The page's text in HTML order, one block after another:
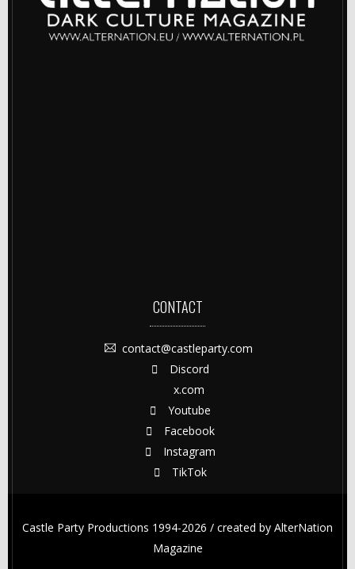
CONTACT
contact@castleparty.com
Discord
x.com
Youtube
Facebook
Instagram
TikTok
Castle Party Productions 1994-2026 / created by AlterNation
Magazine